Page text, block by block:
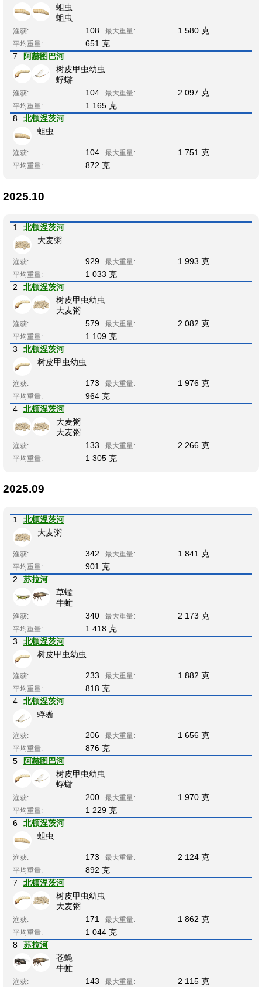
蛆虫
蛆虫
渔获: 108 最大重量: 1 580 克
平均重量:
651 克
7
阿赫图巴河
树皮甲虫幼虫
蜉蝣
渔获: 104 最大重量: 2 097 克
平均重量:
1 165 克
8
北顿涅茨河
蛆虫
渔获: 104 最大重量: 1 751 克
平均重量: 872 克
2025.10
1
北顿涅茨河
大麦粥
渔获: 929 最大重量: 1 993 克
平均重量:
1 033 克
2
北顿涅茨河
树皮甲虫幼虫
大麦粥
渔获: 579 最大重量: 2 082 克
平均重量:
1 109 克
3
北顿涅茨河
树皮甲虫幼虫
渔获: 173 最大重量: 1 976 克
平均重量:
964 克
4
北顿涅茨河
大麦粥
大麦粥
渔获: 133 最大重量: 2 266 克
平均重量: 1 305 克
2025.09
1
北顿涅茨河
大麦粥
渔获: 342 最大重量: 1 841 克
平均重量:
901 克
2
苏拉河
草蜢
牛虻
渔获: 340 最大重量: 2 173 克
平均重量:
1 418 克
3
北顿涅茨河
树皮甲虫幼虫
渔获: 233 最大重量: 1 882 克
平均重量:
818 克
4
北顿涅茨河
蜉蝣
渔获: 206 最大重量: 1 656 克
平均重量:
876 克
5
阿赫图巴河
树皮甲虫幼虫
蜉蝣
渔获: 200 最大重量: 1 970 克
平均重量:
1 229 克
6
北顿涅茨河
蛆虫
渔获: 173 最大重量: 2 124 克
平均重量:
892 克
7
北顿涅茨河
树皮甲虫幼虫
大麦粥
渔获: 171 最大重量: 1 862 克
平均重量:
1 044 克
8
苏拉河
苍蝇
牛虻
渔获: 143 最大重量: 2 115 克